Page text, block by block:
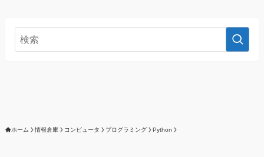
ホーム 情報倉庫 コンピュータ プログラミング Python